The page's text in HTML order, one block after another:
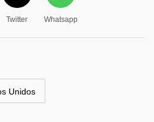
Twitter Whatsapp
Unidos